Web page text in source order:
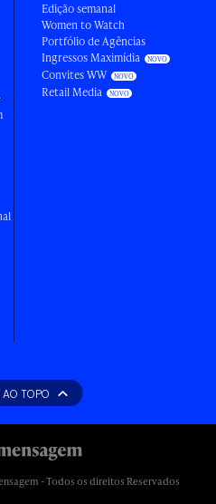
Edição semanal
Women to Watch
Portfólio de Agências
Ingressos Maximídia
Convites WW
Retail Media
TOPO
- Todos os direitos Reservados